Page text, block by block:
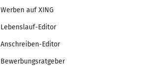
Werben auf XING
Lebenslauf-Editor
Anschreiben-Editor
Bewerbungsratgeber